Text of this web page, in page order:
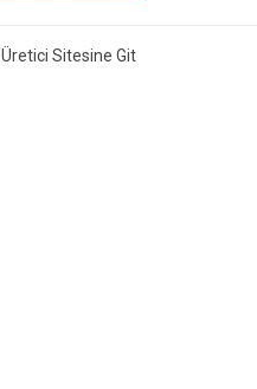
Üretici Sitesine Git